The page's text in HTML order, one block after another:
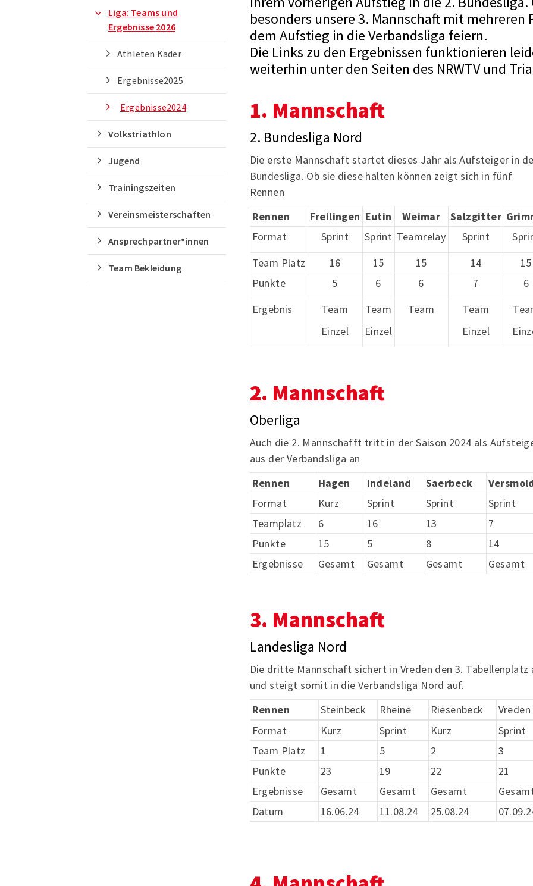
besonders unsere 3. Mannschaft mit
dem Aufstieg in die Verbandsliga feiern.
Die Links zu den Ergebnissen funktionieren
weiterhin unter den Seiten des NRWTV und
1. Mannschaft
2. Bundesliga Nord
Die erste Mannschaft startet dieses Jahr als Aufsteiger in
Bundesliga. Ob sie diese halten können zeigt sich in fünf
Rennen
Rennen
Freilingen Eutin Weimar Salzgitter
Format
Sprint Sprint Teamrelay Sprint
Team Platz
16 15 15 14
15
Punkte
5 6 6 7
6
Ergebnis
Team
Einzel
Team
Einzel
Team
Team
Einzel
2. Mannschaft
Oberliga
Auch die 2. Mannschafft tritt in der Saison 2024 als
aus der Verbandsliga an
Rennen
Hagen Indeland Saerbeck
Format
Kurz Sprint Sprint
Sprint
Teamplatz
6 16 13
7
Punkte
15 5 8
14
Ergebnisse
Gesamt Gesamt Gesamt Gesamt
3. Mannschaft
Landesliga Nord
Die dritte Mannschaft sichert in Vreden den 3. Tabellenplatz
und steigt somit in die Verbandsliga Nord auf.
Rennen
Steinbeck Rheine Riesenbeck
Vreden
Format
Kurz Sprint Kurz
Sprint
Team Platz
1 5 2
3
Punkte
23 19 22
21
Ergebnisse
Gesamt Gesamt Gesamt
Datum
16.06.24 11.08.24 25.08.24
Liga: Teams und
Ergebnisse 2026
Athleten Kader
Ergebnisse2025
Ergebnisse2024
Volkstriathlon
Jugend
Trainingszeiten
Vereinsmeisterschaften
Ansprechpartner*innen
Team Bekleidung